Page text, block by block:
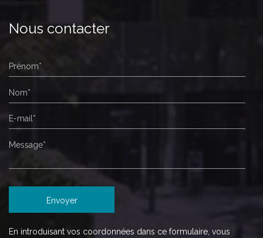
Nous contacter
En introduisant vos coordonnées dans ce formulaire, vous